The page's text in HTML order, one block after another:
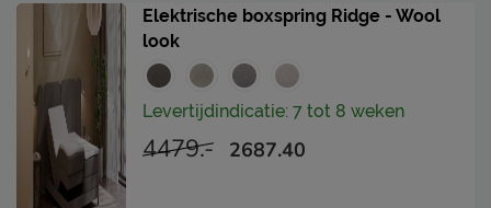
Elektrische boxspring Ridge - Wool
look
Levertijdindicatie: 7 tot 8 weken
4479.- 2687.40